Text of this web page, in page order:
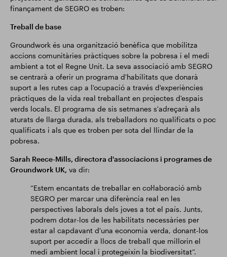
finançament de SEGRO es troben:
Treball de base
Groundwork és una organització benèfica que mobilitza
accions comunitàries pràctiques sobre la pobresa i el medi
ambient a tot el Regne Unit. La seva associació amb SEGRO
se centrarà a oferir un programa d'habilitats que donarà
suport a les rutes cap a l'ocupació a través d'experiències
pràctiques de la vida real treballant en projectes d'espais
verds locals. El programa de sis setmanes s'adreçarà als
aturats de llarga durada, als treballadors no qualificats o poc
qualificats i als que es troben per sota del llindar de la
pobresa.
Sarah Reece-Mills, directora d'associacions i programes de
Groundwork UK, va dir:
“Estem encantats de treballar en col·laboració amb
SEGRO per marcar una diferència real en les
perspectives laborals dels joves a tot el país. Junts,
podrem dotar-los de les habilitats necessàries per
estar al capdavant d'una economia verda, donant-los
suport per accedir a llocs de treball que millorin el
medi ambient local i protegeixin la biodiversitat”.